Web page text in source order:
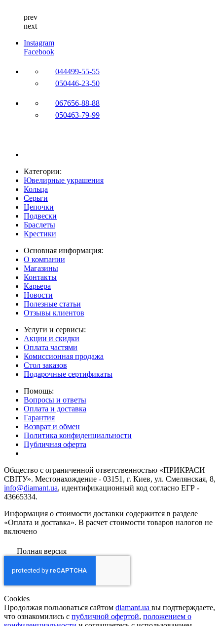
prev
next
Instagram
Facebook
044499-55-55
050446-23-50
067656-88-88
050463-79-99
Категории:
Ювелирные украшения
Кольца
Серьги
Цепочки
Подвески
Браслеты
Крестики
Основная информация:
О компании
Магазины
Контакты
Карьера
Новости
Полезные статьи
Отзывы клиентов
Услуги и сервисы:
Акции и скидки
Оплата частями
Комиссионная продажа
Стол заказов
Подарочные сертификаты
Помощь:
Вопросы и ответы
Оплата и доставка
Гарантия
Возврат и обмен
Политика конфиденциальности
Публичная оферта
Общество с ограниченной ответственностью «ПРИКРАСИ
СВІТУ». Местонахождение - 03151, г. Киев, ул. Смелянская, 8,
info@diamant.ua, идентификационный код согласно ЕГР -
43665334.
Информация о стоимости доставки содержится в разделе
«Оплата и доставка». В расчет стоимости товаров налогов не
включено
Полная версия
Сookies
Продолжая пользоваться сайтом diamant.ua вы подтверждаете,
что ознакомились с публичной офертой, положением о